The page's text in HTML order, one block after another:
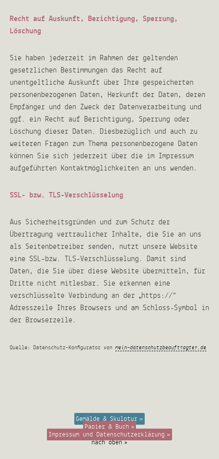
Recht auf Auskunft, Berichtigung, Sperrung,
Löschung
Sie haben jederzeit im Rahmen der geltenden
gesetzlichen Bestimmungen das Recht auf
unentgeltliche Auskunft über Ihre gespeicherten
personenbezogenen Daten, Herkunft der Daten, deren
Empfänger und den Zweck der Datenverarbeitung und
ggf. ein Recht auf Berichtigung, Sperrung oder
Löschung dieser Daten. Diesbezüglich und auch zu
weiteren Fragen zum Thema personenbezogene Daten
können Sie sich jederzeit über die im Impressum
aufgeführten Kontaktmöglichkeiten an uns wenden.
SSL- bzw. TLS-Verschlüsselung
Aus Sicherheitsgründen und zum Schutz der
Übertragung vertraulicher Inhalte, die Sie an uns
als Seitenbetreiber senden, nutzt unsere Website
eine SSL-bzw. TLS-Verschlüsselung. Damit sind
Daten, die Sie über diese Website übermitteln, für
Dritte nicht mitlesbar. Sie erkennen eine
verschlüsselte Verbindung an der „https://“
Adresszeile Ihres Browsers und am Schloss-Symbol in
der Browserzeile.
Quelle: Datenschutz-Konfigurator von mein-datenschutzbeauftragter.de
Gemälde & Skulptur
Papier & Buch
Impressum und Datenschutzerklärung
nach oben